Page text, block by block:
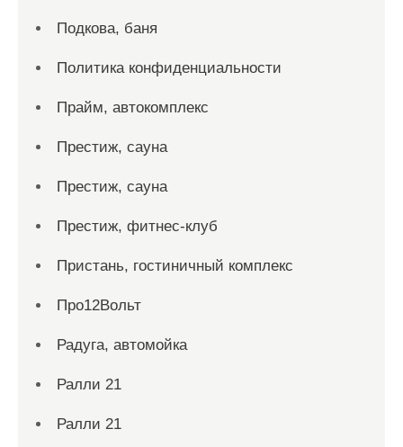
Подкова, баня
Политика конфиденциальности
Прайм, автокомплекс
Престиж, сауна
Престиж, сауна
Престиж, фитнес-клуб
Пристань, гостиничный комплекс
Про12Вольт
Радуга, автомойка
Ралли 21
Ралли 21